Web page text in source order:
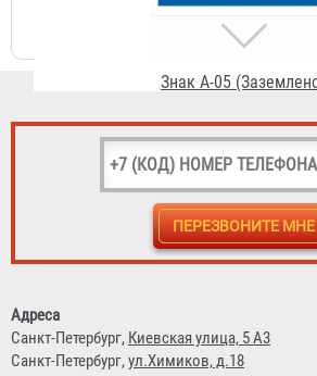
Знак A-05 (Заземлено)
56 ₽
Адреса
Санкт-Петербург, Киевская улица, 5 А3
Санкт-Петербург,ул.Химиков, д.18